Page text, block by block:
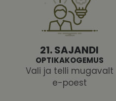
21. SAJANDI
OPTIKAKOGEMUS
Vali ja telli mugavalt
e-poest